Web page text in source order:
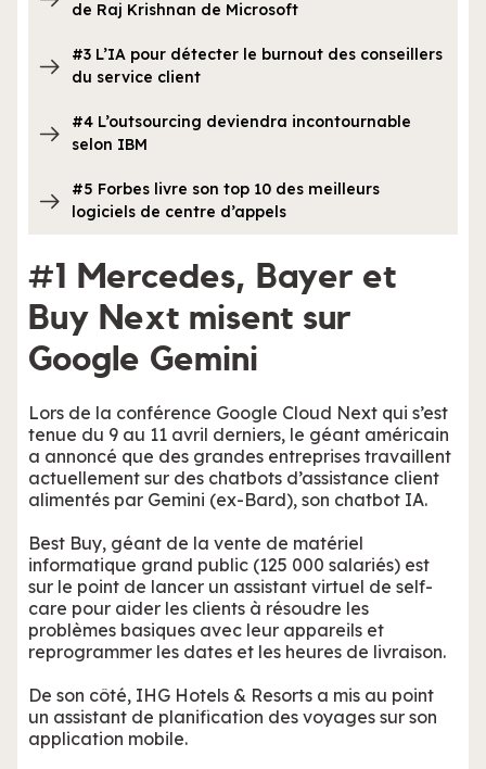
de Raj Krishnan de Microsoft
#3 L’IA pour détecter le burnout des conseillers
du service client
#4 L’outsourcing deviendra incontournable
selon IBM
#5 Forbes livre son top 10 des meilleurs
logiciels de centre d’appels
#1 Mercedes, Bayer et
Buy Next misent sur
Google Gemini
Lors de la conférence Google Cloud Next qui s’est
tenue du 9 au 11 avril derniers, le géant américain
a annoncé que des grandes entreprises travaillent
actuellement sur des chatbots d’assistance client
alimentés par Gemini (ex-Bard), son chatbot IA.
Best Buy, géant de la vente de matériel
informatique grand public (125 000 salariés) est
sur le point de lancer un assistant virtuel de self-
care pour aider les clients à résoudre les
problèmes basiques avec leur appareils et
reprogrammer les dates et les heures de livraison.
De son côté, IHG Hotels & Resorts a mis au point
un assistant de planification des voyages sur son
application mobile.